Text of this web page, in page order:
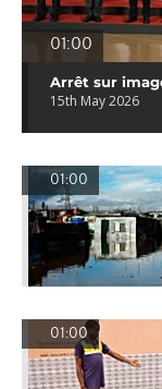
01:00
Arrêt sur
15th May 2026
01:00
01:00